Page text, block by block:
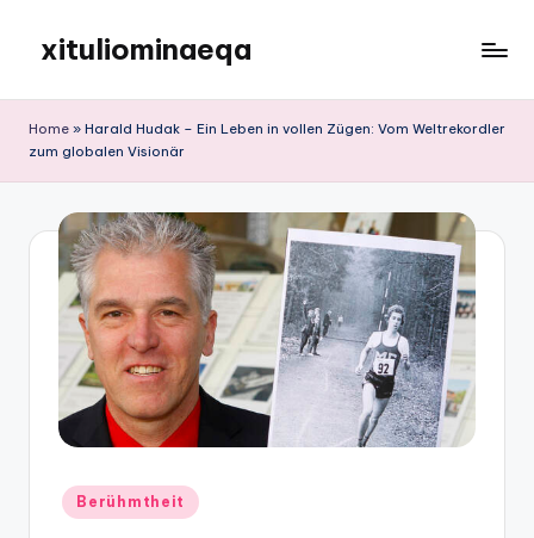
content
xituliominaeqa
Home » Harald Hudak – Ein Leben in vollen Zügen: Vom Weltrekordler
zum globalen Visionär
Posted
in
Berühmtheit